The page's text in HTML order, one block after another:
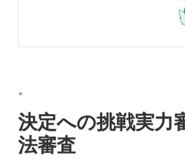
決定への挑戦実力
法審査